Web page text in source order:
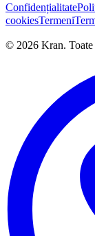
Confidențialitate
cookiesTermeni
© 2026 Kran.